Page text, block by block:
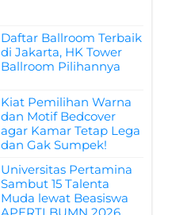
Daftar Ballroom Terbaik
di Jakarta, HK Tower
Ballroom Pilihannya
Kiat Pemilihan Warna
dan Motif Bedcover
agar Kamar Tetap Lega
dan Gak Sumpek!
Universitas Pertamina
Sambut 15 Talenta
Muda lewat Beasiswa